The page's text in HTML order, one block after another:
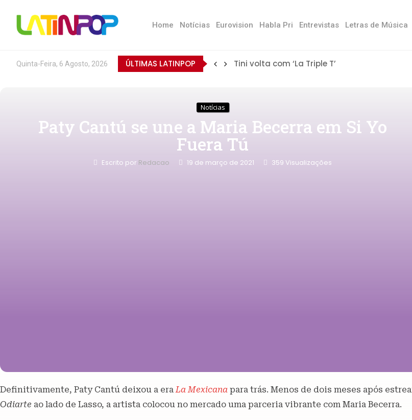
Home Notícias Eurovision Habla Pri Entrevistas Letras de Música
Quinta-Feira, 6 Agosto, 2026 ÚLTIMAS LATINPOP Tini volta com ‘La Triple T’
Notícias
Paty Cantú se une a Maria Becerra em Si Yo
Fuera Tú
Escrito por Redacao 19 de março de 2021 359 Visualizações
Definitivamente, Paty Cantú deixou a eraLa Mexicana para trás. Menos de dois meses após
Odiarte ao lado de Lasso, a artista colocou no mercado uma parceria vibrante com Maria Becerra.